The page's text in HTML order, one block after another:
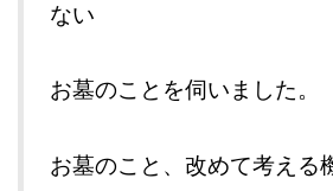
ない
お墓のことを伺いました。
お墓のこと、改めて考える